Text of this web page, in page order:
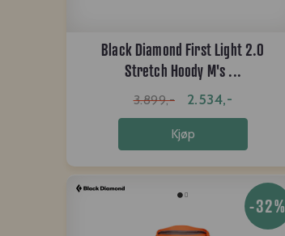
Black Diamond First Light 2.0
Stretch Hoody M's ...
3.899,- 2.534,-
Kjøp
-32%